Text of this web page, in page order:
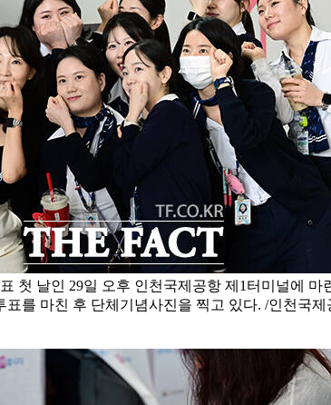
첫 날인 29일 오후 인천국제공항 제1터미널에 마
표를 마친 후 단체기념사진을 찍고 있다. /인천국제